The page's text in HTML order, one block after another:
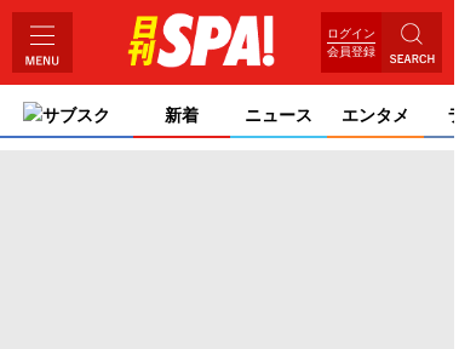
ログイン
会員登録
サブスク 新着 ニュース エンタメ